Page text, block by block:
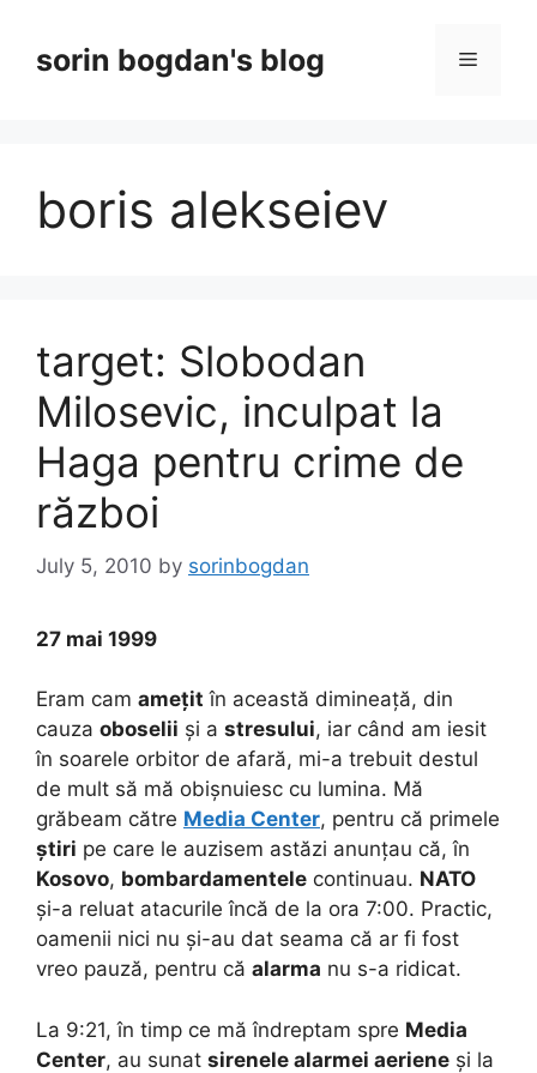
contentsorin bogdan's blog Menu
boris alekseiev
target: Slobodan
Milosevic, inculpat la
Haga pentru crime de
război
July 5, 2010 by sorinbogdan
27 mai 1999
Eram cam amețit în această dimineață, din
cauza oboselii și a stresului, iar când am iesit
în soarele orbitor de afară, mi-a trebuit destul
de mult să mă obișnuiesc cu lumina. Mă
grăbeam către Media Center, pentru că primele
știri pe care le auzisem astăzi anunțau că, în
Kosovo, bombardamentele continuau. NATO
și-a reluat atacurile încă de la ora 7:00. Practic,
oamenii nici nu și-au dat seama că ar fi fost
vreo pauză, pentru că alarma nu s-a ridicat.
La 9:21, în timp ce mă îndreptam spre Media
Center, au sunat sirenele alarmei aeriene și la